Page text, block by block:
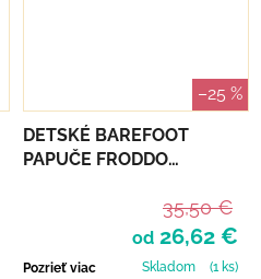
–25 %
DETSKÉ BAREFOOT
PAPUČE FRODDO
od 26,62 €
35,50 €
Pozrieť viac Skladom
(1 ks)